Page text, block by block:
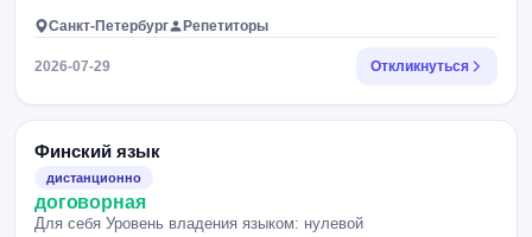
Санкт-Петербург Репетиторы
2026-07-29 Откликнуться
Финский язык
дистанционно
договорная
Для себя Уровень владения языком: нулевой